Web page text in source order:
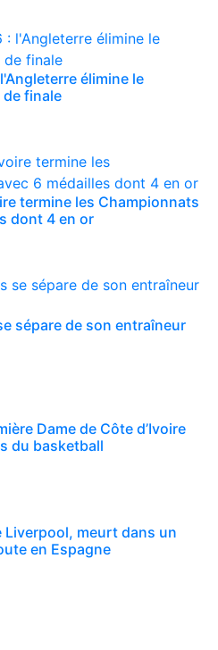
élimine le
finale
termine les Championnats
dont 4 en or
sépare de son entraîneur
Dame de Côte d’Ivoire
du basketball
meurt dans un
en Espagne